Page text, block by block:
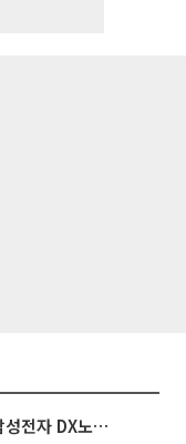
3445억 자사주 지급 마쳤는데...삼성전자 DX노조, 뒤늦은 '떼쓰기 집회'